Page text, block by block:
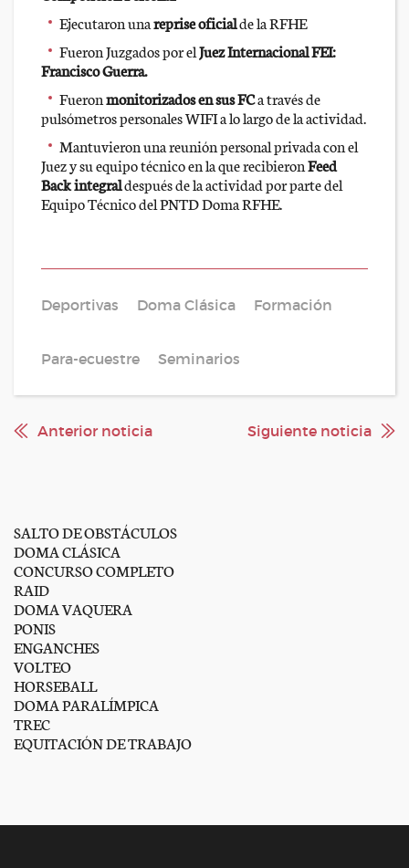
Ejecutaron unareprise oficialde la RFHE
Fueron Juzgados por elJuez Internacional FEI:
Francisco Guerra.
Fueronmonitorizados en sus FCa través de
pulsómetros personales WIFI a lo largo de la actividad.
Mantuvieron una reunión personal privada con el
Juez y su equipo técnico en la que recibieronFeed
Back integraldespués de la actividad por parte del
Equipo Técnico del PNTD Doma RFHE.
Deportivas Doma Clásica Formación
Para-ecuestre Seminarios
Anterior noticia Siguiente noticia
SALTO DE OBSTÁCULOS
DOMA CLÁSICA
CONCURSO COMPLETO
RAID
DOMA VAQUERA
PONIS
ENGANCHES
VOLTEO
HORSEBALL
DOMA PARALÍMPICA
TREC
EQUITACIÓN DE TRABAJO